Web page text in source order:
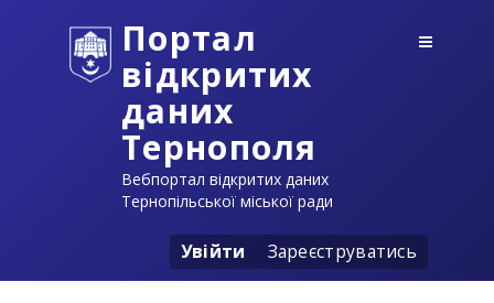
Портал
відкритих
даних
Тернополя
Вебпортал відкритих даних
Тернопільської міської ради
Увійти Зареєструватись